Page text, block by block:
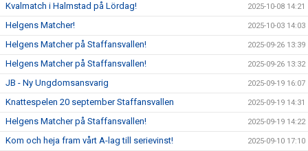
Kvalmatch i Halmstad på Lördag! 2025-10-08 14:21
Helgens Matcher! 2025-10-03 14:03
Helgens Matcher på Staffansvallen! 2025-09-26 13:39
Helgens Matcher på Staffansvallen! 2025-09-26 13:32
JB - Ny Ungdomsansvarig 2025-09-19 16:07
Knattespelen 20 september Staffansvallen 2025-09-19 14:31
Helgens Matcher på Staffansvallen! 2025-09-19 14:22
Kom och heja fram vårt A-lag till serievinst! 2025-09-10 17:10